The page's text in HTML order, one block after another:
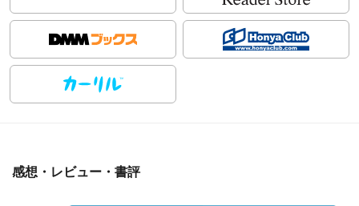
感想・レビュー・書評